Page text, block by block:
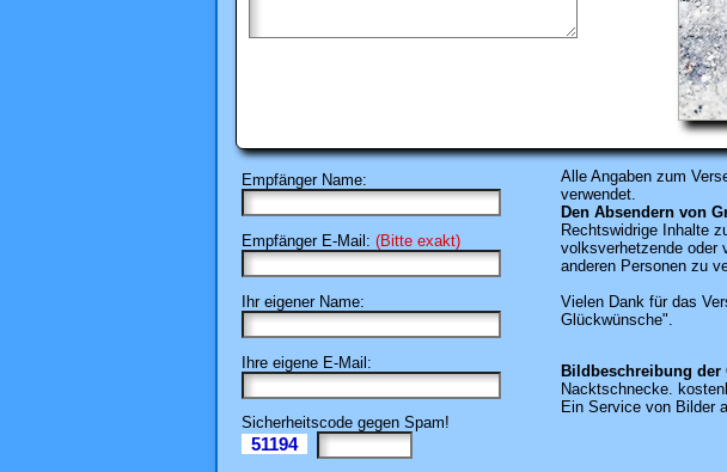
Empfänger Name:
Empfänger E-Mail: (Bitte exakt)
Ihr eigener Name:
Ihre eigene E-Mail:
Sicherheitscode gegen Spam!
51194Il
Alle Angaben zum
verwendet.
Den Absendern von
Rechtswidrige Inhalte
volksverhetzende oder
anderen Personen zu
Vielen Dank für das
Glückwünsche".
Bildbeschreibung der
Nacktschnecke.
Ein Service von Bilder